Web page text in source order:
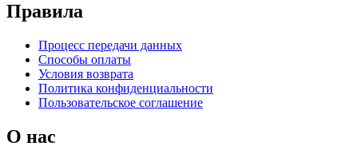
Правила
Процесс передачи данных
Способы оплаты
Условия возврата
Политика конфиденциальности
Пользовательское соглашение
О нас